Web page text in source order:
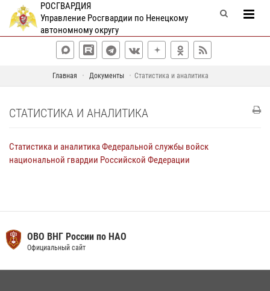
РОСГВАРДИЯ
Управление Росгвардии по Ненецкому
автономному округу
Главная Документы Статистика и аналитика
СТАТИСТИКА И АНАЛИТИКА
Статистика и аналитика Федеральной службы войск
национальной гвардии Российской Федерации
ОВО ВНГ России по НАО
Официальный сайт